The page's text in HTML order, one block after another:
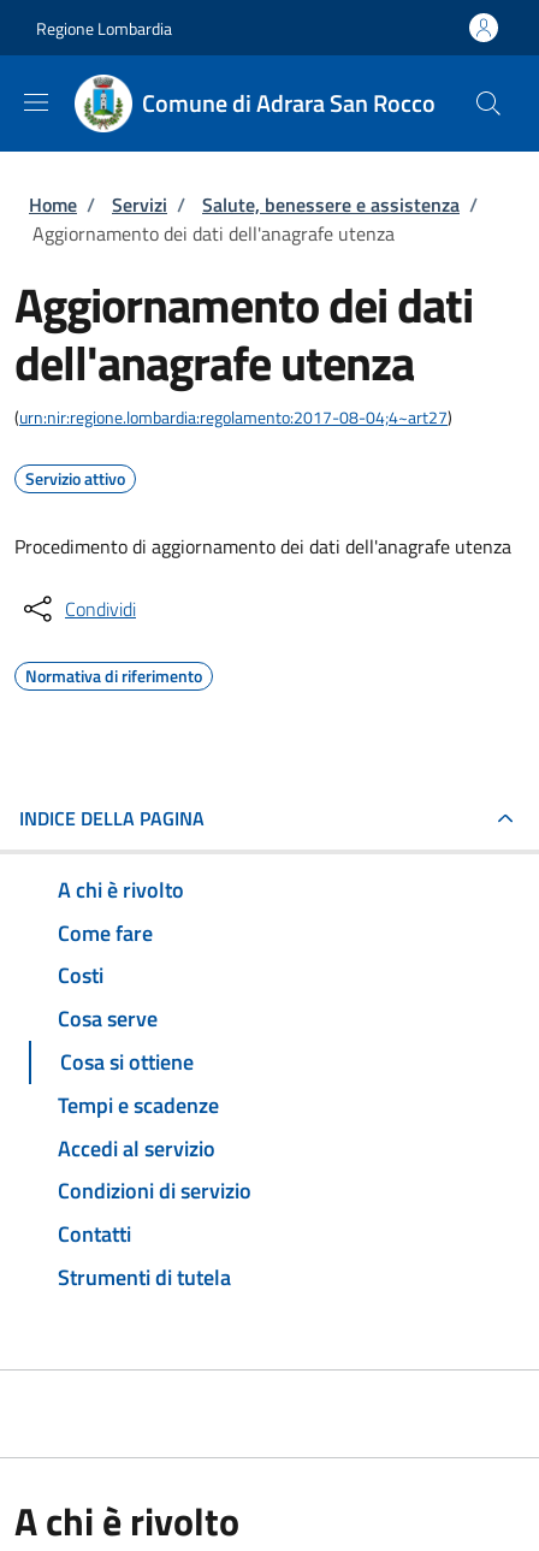
Regione Lombardia
Comune di Adrara San Rocco
Briciole di pane
Home / Servizi / Salute, benessere e assistenza /
Aggiornamento dei dati dell'anagrafe utenza
Aggiornamento dei dati
dell'anagrafe utenza
(urn:nir:regione.lombardia:regolamento:2017-08-04;4~art27)
Servizio attivo
Procedimento di aggiornamento dei dati dell'anagrafe utenza
Condividi
Normativa di riferimento
INDICE DELLA PAGINA
A chi è rivolto
Come fare
Costi
Cosa serve
Cosa si ottiene
Tempi e scadenze
Accedi al servizio
Condizioni di servizio
Contatti
Strumenti di tutela
A chi è rivolto